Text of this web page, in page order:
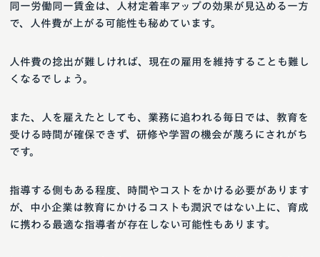
同一労働同一賃金は、人材定着率アップの効果が見込める一方
で、人件費が上がる可能性も秘めています。
人件費の捻出が難しければ、現在の雇用を維持することも難し
くなるでしょう。
また、人を雇えたとしても、業務に追われる毎日では、教育を
受ける時間が確保できず、研修や学習の機会が蔑ろにされがち
です。
指導する側もある程度、時間やコストをかける必要があります
が、中小企業は教育にかけるコストも潤沢ではない上に、育成
に携わる最適な指導者が存在しない可能性もあります。